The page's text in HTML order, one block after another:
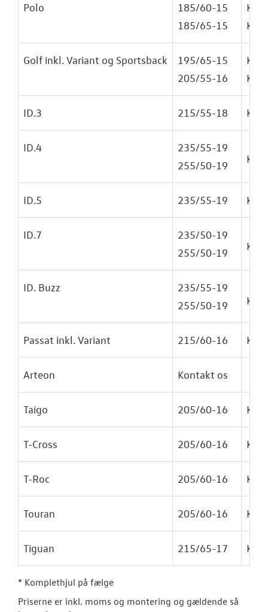
Polo
185/60-15
185/65-15
Kr.
Kr.
Golf inkl. Variant og Sportsback
195/65-15
205/55-16
Kr.
Kr.
ID.3 215/55-18 Kr.
ID.4
235/55-19
255/50-19
Kr.
ID.5 235/55-19 Kr.
ID.7
235/50-19
255/50-19
Kr.
ID. Buzz
235/55-19
255/50-19
Kr.
Passat inkl. Variant 215/60-16 Kr.
Arteon Kontakt os
Taigo 205/60-16 Kr.
T-Cross 205/60-16 Kr.
T-Roc 205/60-16 Kr.
Touran 205/60-16 Kr.
Tiguan 215/65-17 Kr.
* Komplethjul på fælge
Priserne er inkl. moms og montering og gældende så